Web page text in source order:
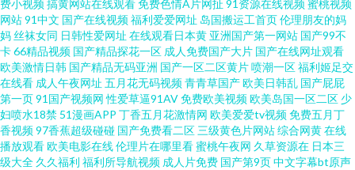
碰自p拍 久久中文AV资源 日韩中文字 91高清视频 大香蕉h 欧美色色H 亚洲成
人在线播放 成人不卡视频 日韩欧美亚影院 91理论视频 第一福利所AV 麻豆传
媒网站 婷婷五月肏屄电影 97人人视频 含羞草黄影院 青青操在线观看 91黑丝
无码 91视屏黄 老司机综合网 香蕉视频禁18 www狠狠撸 黄色网址视频大全 日
费小视频搞黄网站在线观看免费色情A片网扯 91资源在线视频蜜桃视频
网站91中文 国产在线视频福利爱爱网址 岛国搬运工首页伦理朋友的妈
妈丝袜女同 日韩性爱网址 在线观看日本黄 亚洲国产第一网站 国产99不
卡66精品视频 国产精品探花一区 成人免费国产大片 国产在线网址观看
欧美激情日韩 国产精品无码亚洲 国产一区二区黄片喷潮一区福利姬足交
在线看 成人午夜网址 五月花无码视频青青草国产欧美日韩乱 国产屁屁
第一页91国产视频网 性爱草逼91AV免费欧美视频欧美岛国一区二区 少
妇喷水18禁 51漫画APP 丁香五月花激情网 欧美爱爱tv视频免费五月丁
香视频97香蕉超级碰碰 国产免费看二区 三级黄色片网站综合网黄在线
播放观看欧美电影在线伦理片在哪里看蜜桃午夜网 久草资源在 日本三
级大全 久久福利 福利所导航视频 成人片免费 国产第9页中文字幕bt原声